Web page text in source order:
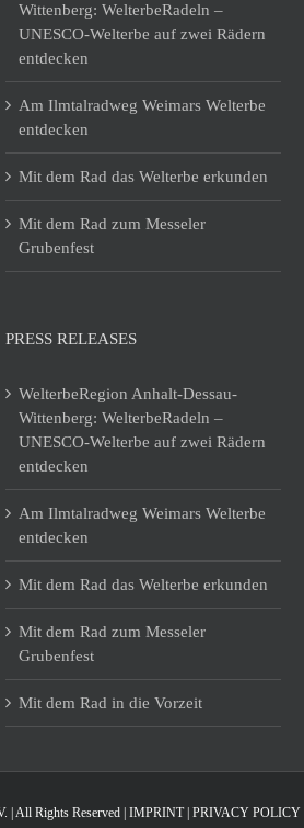
Wittenberg: WelterbeRadeln –
UNESCO-Welterbe auf zwei Rädern
entdecken
Am Ilmtalradweg Weimars Welterbe
entdecken
Mit dem Rad das Welterbe erkunden
Mit dem Rad zum Messeler
Grubenfest
PRESS RELEASES
WelterbeRegion Anhalt-Dessau-
Wittenberg: WelterbeRadeln –
UNESCO-Welterbe auf zwei Rädern
entdecken
Am Ilmtalradweg Weimars Welterbe
entdecken
Mit dem Rad das Welterbe erkunden
Mit dem Rad zum Messeler
Grubenfest
Mit dem Rad in die Vorzeit
| All Rights Reserved | IMPRINT| PRIVACY POLICY